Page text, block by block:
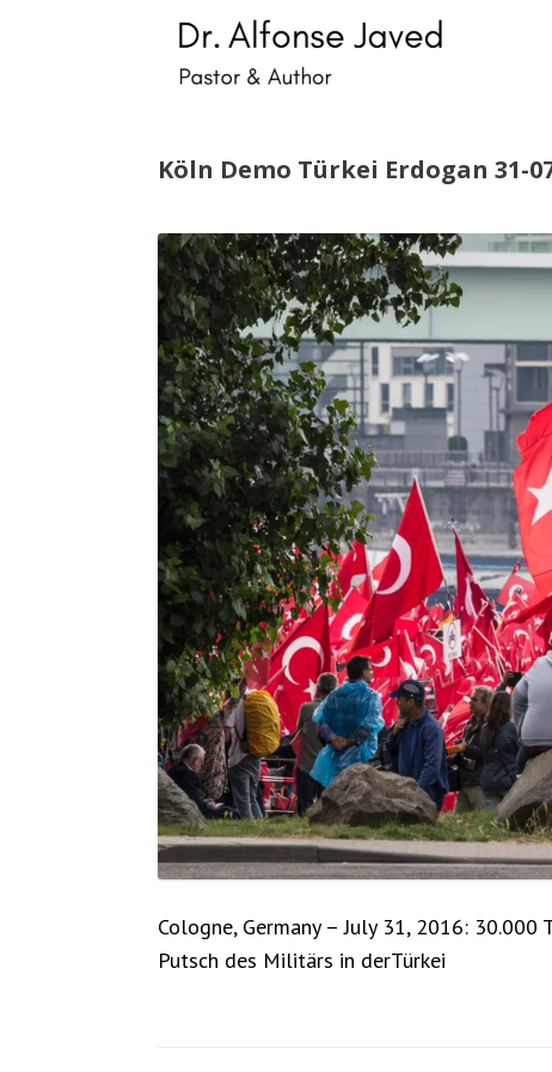
Köln Demo Türkei Erdogan 31-
Cologne, Germany – July 31, 2016:
Putsch des Militärs in derTürkei